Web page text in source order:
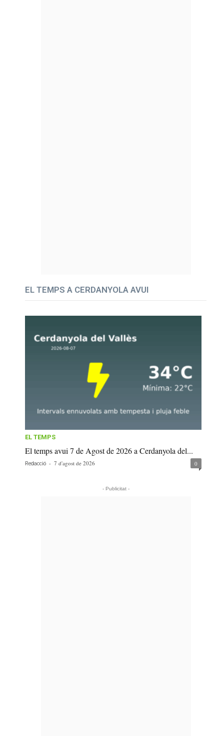
EL TEMPS A CERDANYOLA AVUI
EL TEMPS
El temps avui 7 de Agost de 2026 a Cerdanyola del...
Redacció - 7 d'agost de 2026 0
- Publicitat -